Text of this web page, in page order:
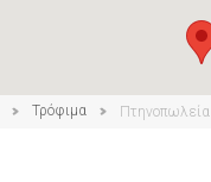
Τρόφιμα Πτηνοπωλεία